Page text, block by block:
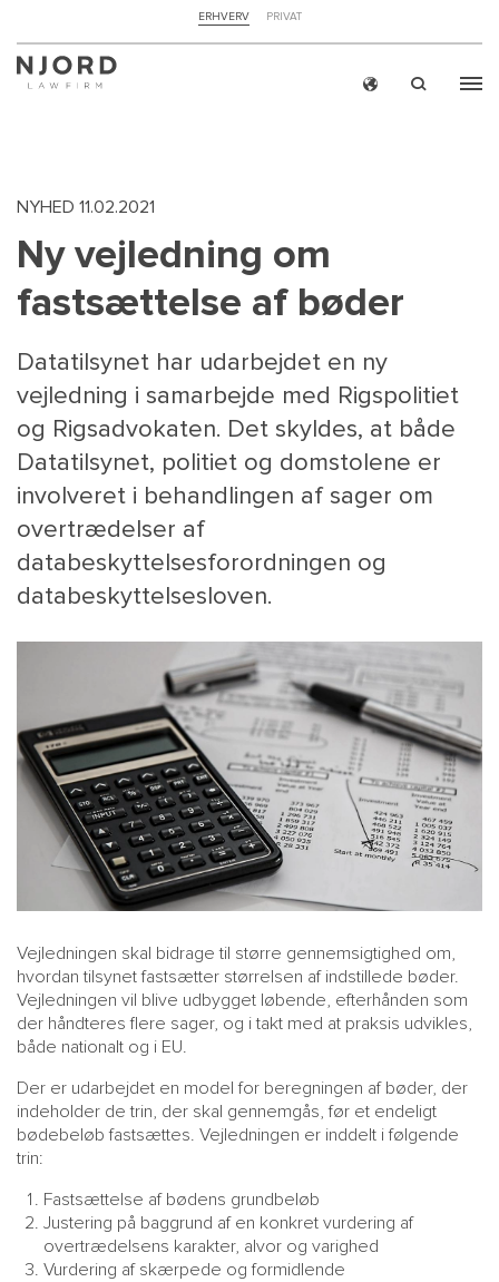
TOP
MENU
ERHVERV PRIVAT
MAIN
MENU
SMALL
HR
NYHED 11.02.2021
Ny vejledning om
fastsættelse af bøder
Datatilsynet har udarbejdet en ny
vejledning i samarbejde med Rigspolitiet
og Rigsadvokaten. Det skyldes, at både
Datatilsynet, politiet og domstolene er
involveret i behandlingen af sager om
overtrædelser af
databeskyttelsesforordningen og
databeskyttelsesloven.
Vejledningen skal bidrage til større gennemsigtighed om,
hvordan tilsynet fastsætter størrelsen af indstillede bøder.
Vejledningen vil blive udbygget løbende, efterhånden som
der håndteres flere sager, og i takt med at praksis udvikles,
både nationalt og i EU.
Der er udarbejdet en model for beregningen af bøder, der
indeholder de trin, der skal gennemgås, før et endeligt
bødebeløb fastsættes. Vejledningen er inddelt i følgende
trin:
Fastsættelse af bødens grundbeløb
Justering på baggrund af en konkret vurdering af
overtrædelsens karakter, alvor og varighed
Vurdering af skærpede og formidlende